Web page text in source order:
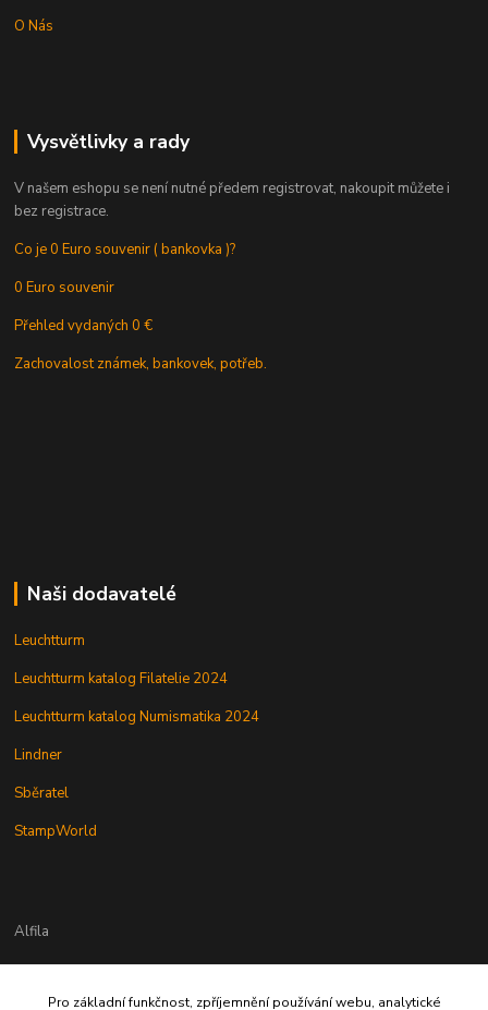
O Nás
Vysvětlivky a rady
V našem eshopu se není nutné předem registrovat, nakoupit můžete i
bez registrace.
Co je 0 Euro souvenir ( bankovka )?
0 Euro souvenir
Přehled vydaných 0 €
Zachovalost známek, bankovek, potřeb.
Naši dodavatelé
Leuchtturm
Leuchtturm katalog Filatelie 2024
Leuchtturm katalog Numismatika 2024
Lindner
Sběratel
StampWorld
Alfila
Pro základní funkčnost, zpříjemnění používání webu, analytické